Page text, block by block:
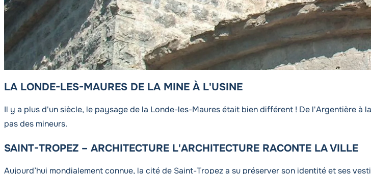
LA LONDE-LES-MAURES DE LA MINE À L'USINE
Il y a plus d'un siècle, le paysage de la Londe-les-Maures était bien différent ! De l'Argentière
pas des mineurs.
SAINT-TROPEZ – ARCHITECTURE L'ARCHITECTURE RACONTE LA VILLE
Aujourd’hui mondialement connue, la cité de Saint-Tropez a su préserver son identité et ses